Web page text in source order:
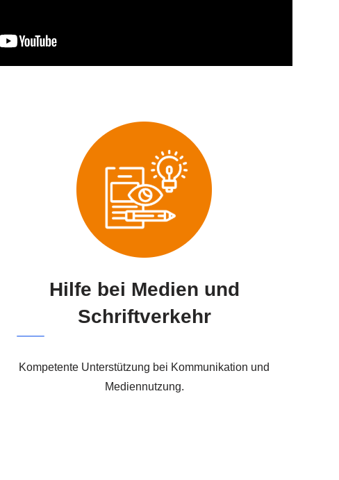
Hilfe bei Medien und
Schriftverkehr
Kompetente Unterstützung bei Kommunikation und
Mediennutzung.